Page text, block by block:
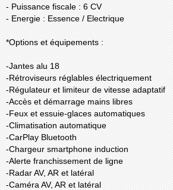
- Puissance fiscale : 6 CV
- Energie : Essence / Electrique
*Options et équipements :
-Jantes alu 18
-Rétroviseurs réglables électriquement
-Régulateur et limiteur de vitesse adaptatif
-Accès et démarrage mains libres
-Feux et essuie-glaces automatiques
-Climatisation automatique
-CarPlay Bluetooth
-Chargeur smartphone induction
-Alerte franchissement de ligne
-Radar AV, AR et latéral
-Caméra AV, AR et latéral